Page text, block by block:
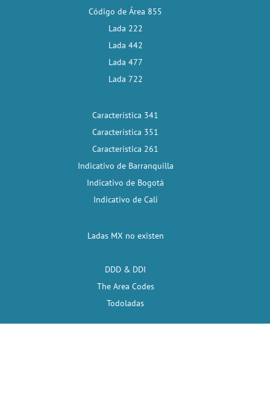
Código de Área 855
Lada 222
Lada 442
Lada 477
Lada 722
Característica 341
Característica 351
Característica 261
Indicativo de Barranquilla
Indicativo de Bogotá
Indicativo de Cali
Ladas MX no existen
DDD & DDI
The Area Codes
Todoladas